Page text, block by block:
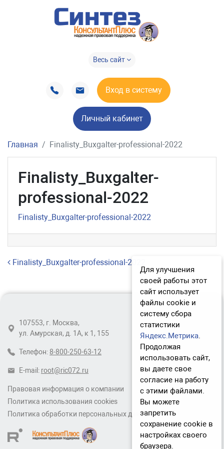
Весь сайт
Вход в систему
Личный кабинет
Главная Finalisty_Buxgalter-professional-2022
Finalisty_Buxgalter-
professional-2022
Finalisty_Buxgalter-professional-2022
Навигация по записям
Finalisty_Buxgalter-professional-2022
Правовая информация о компании
Политика использования cookies
Политика обработки персональных данных
107553, г. Москва,
ул. Амурская, д. 1А, к 1, 155
Телефон: 8-800-250-63-12
E-mail: root@ric072.ru
Для улучшения
своей работы этот
сайт использует
файлы cookie и
систему сбора
статистики
Яндекс.Метрика.
Продолжая
использовать сайт,
вы даете свое
согласие на работу
с этими файлами.
Вы можете
запретить
сохранение cookie в
настройках своего
браузера.